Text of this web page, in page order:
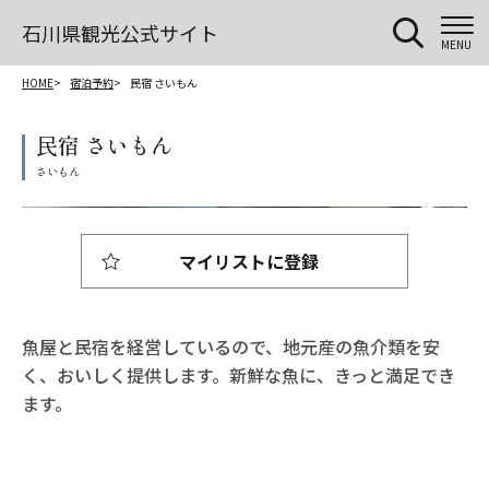
石川県観光公式サイト MENU
HOME 宿泊予約 民宿 さいもん
民宿 さいもん
魚屋と民宿を経営しているので、地元産の魚介類を安
く、おいしく提供します。新鮮な魚に、きっと満足でき
ます。
マイリストに登録